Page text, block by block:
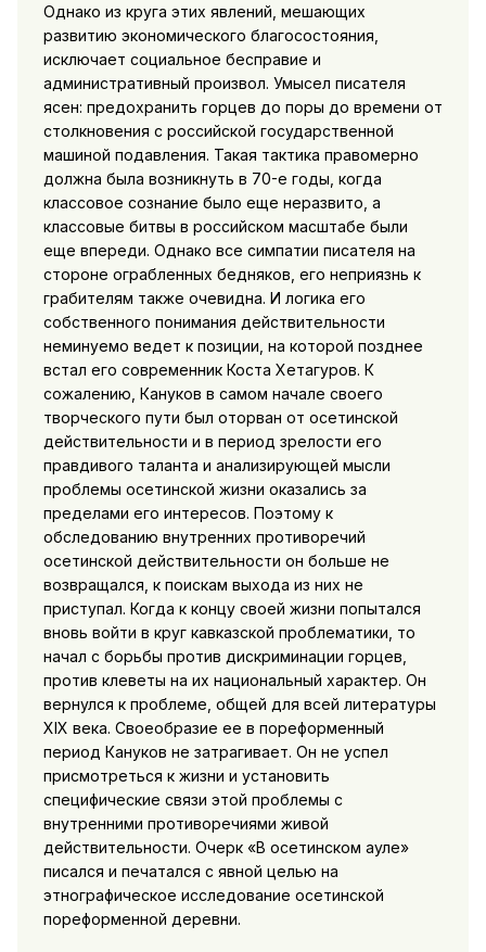
Однако из круга этих явлений, мешающих
развитию экономического благосостояния,
исключает социальное бесправие и
административный произвол. Умысел писателя
ясен: предохранить горцев до поры до времени от
столкновения с российской государственной
машиной подавления. Такая тактика правомерно
должна была возникнуть в 70-е годы, когда
классовое сознание было еще неразвито, а
классовые битвы в российском масштабе были
еще впереди. Однако все симпатии писателя на
стороне ограбленных бедняков, его неприязнь к
грабителям также очевидна. И логика его
собственного понимания действительности
неминуемо ведет к позиции, на которой позднее
встал его современник Коста Хетагуров. К
сожалению, Кануков в самом начале своего
творческого пути был оторван от осетинской
действительности и в период зрелости его
правдивого таланта и анализирующей мысли
проблемы осетинской жизни оказались за
пределами его интересов. Поэтому к
обследованию внутренних противоречий
осетинской действительности он больше не
возвращался, к поискам выхода из них не
приступал. Когда к концу своей жизни попытался
вновь войти в круг кавказской проблематики, то
начал с борьбы против дискриминации горцев,
против клеветы на их национальный характер. Он
вернулся к проблеме, общей для всей литературы
XIX века. Своеобразие ее в пореформенный
период Кануков не затрагивает. Он не успел
присмотреться к жизни и установить
специфические связи этой проблемы с
внутренними противоречиями живой
действительности. Очерк «В осетинском ауле»
писался и печатался с явной целью на
этнографическое исследование осетинской
пореформенной деревни.